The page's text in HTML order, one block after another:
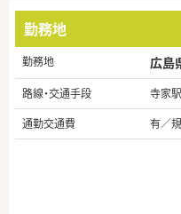
勤務地
勤務地 広島
路線・交通手段
寺家
通勤交通費
有／